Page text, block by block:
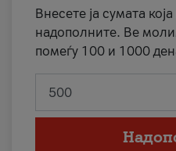
Внесете ја сумата
надополните. Ве
помеѓу 100 и 1000